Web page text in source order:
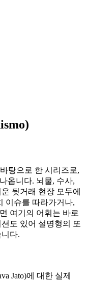
탕으로 한 시리즈로,
옵니다. 뇌물, 수사,
뒷거래 현장 모두에
이슈를 따라가거나,
여기의 어휘는 바로
도 있어 설명형의 또
다.
Jato)에 대한 실제